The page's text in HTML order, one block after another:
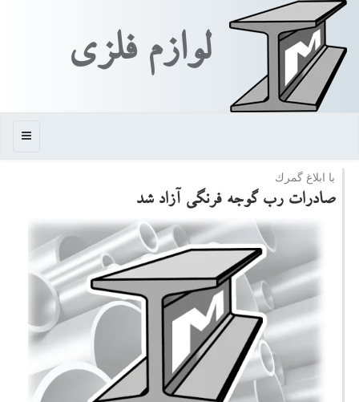
لوازم فلزی
منو
با ابلاغ گمرك
صادرات رب گوجه فرنگی آزاد شد